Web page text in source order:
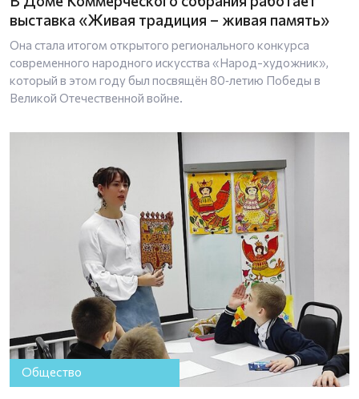
выставка «Живая традиция – живая память»
Она стала итогом открытого регионального конкурса
современного народного искусства «Народ-художник»,
который в этом году был посвящён 80‑летию Победы в
Великой Отечественной войне.
Общество